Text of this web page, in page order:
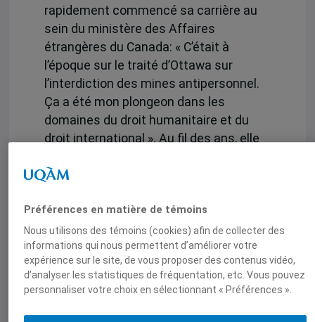
rapidement commencé sa carrière au
sein du ministère des Affaires
étrangères du Canada: « C’était à
l’époque sur le traité d’Ottawa sur
l’interdiction des mines antipersonnel.
Ça a été mon plongeon dans les
domaines du droit humanitaire et du
droit international ». Au fil des ans, elle
canadienne, puis à la Croix-Rouge
quatre coins du globe, notamment en
Afrique, en Asie, en Amérique latine et
au Moyen-Orient.
« La Croix-Rouge internationale a deux
principaux mandats: elle travaille
auprès des victimes de catastrophes
Préférences en matière de témoins
Nous utilisons des témoins (cookies) afin de collecter des
informations qui nous permettent d’améliorer votre
expérience sur le site, de vous proposer des contenus vidéo,
d’analyser les statistiques de fréquentation, etc. Vous pouvez
personnaliser votre choix en sélectionnant « Préférences ».